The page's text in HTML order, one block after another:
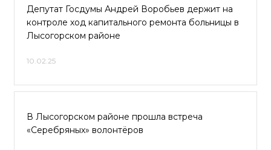
Депутат Госдумы Андрей Воробьев держит на
контроле ход капитального ремонта больницы в
Лысогорском районе
10.02.25
В Лысогорском районе прошла встреча
«Серебряных» волонтёров